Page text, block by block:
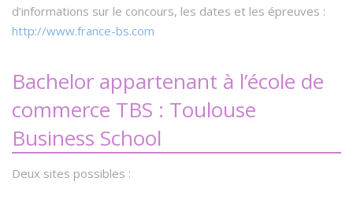
d’informations sur le concours, les dates et les épreuves :
http://www.france-bs.com
Bachelor appartenant à l’école de
commerce TBS : Toulouse
Business School
Deux sites possibles :